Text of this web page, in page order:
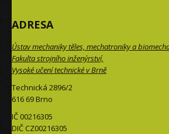
ADRESA
Ústav mechaniky těles, mechatroniky a
Fakulta strojního inženýrství,
Vysoké učení technické v Brně
Technická 2896/2
616 69 Brno
IČ 00216305
DIČ CZ00216305